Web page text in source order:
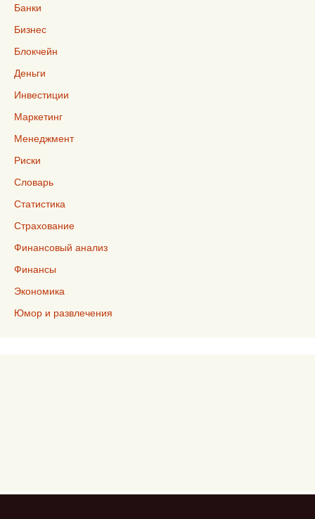
Банки
Бизнес
Блокчейн
Деньги
Инвестиции
Маркетинг
Менеджмент
Риски
Словарь
Статистика
Страхование
Финансовый анализ
Финансы
Экономика
Юмор и развлечения